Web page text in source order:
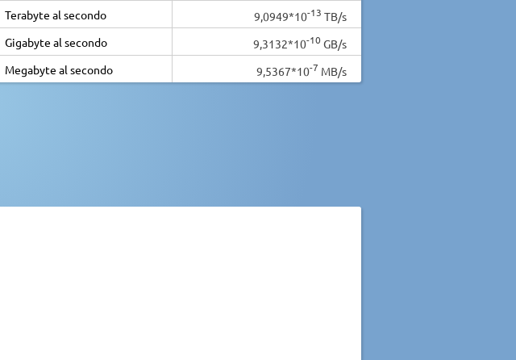
Terabyte al secondo
9,0949*10-13 TB/s
Gigabyte al secondo
9,3132*10-10 GB/s
Megabyte al secondo
9,5367*10-7 MB/s